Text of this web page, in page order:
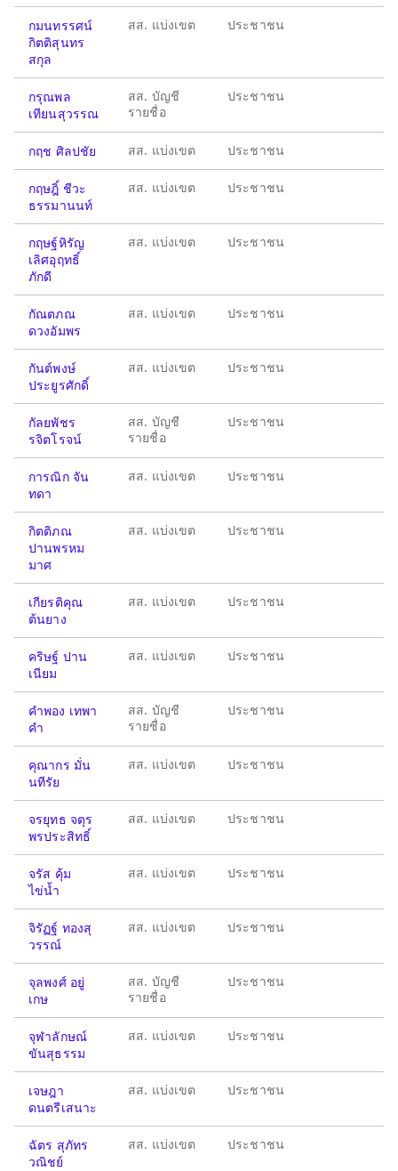
กมนทรรศน์
กิตติสุนทร
สกุล
สส. แบ่งเขต ประชาชน
กรุณพล
เทียนสุวรรณ
สส. บัญชี
รายชื่อ
ประชาชน
กฤช ศิลปชัย สส. แบ่งเขต ประชาชน
กฤษฎิ์ ชีวะ
ธรรมานนท์
สส. แบ่งเขต ประชาชน
กฤษฐ์หิรัญ
เลิศอุฤทธิ์
ภักดี
สส. แบ่งเขต ประชาชน
กัณตภณ
ดวงอัมพร
สส. แบ่งเขต ประชาชน
กันต์พงษ์
ประยูรศักดิ์
สส. แบ่งเขต ประชาชน
กัลยพัชร
รจิตโรจน์
สส. บัญชี
รายชื่อ
ประชาชน
การณิก จัน
ทดา
สส. แบ่งเขต ประชาชน
กิตติภณ
ปานพรหม
มาศ
สส. แบ่งเขต ประชาชน
เกียรติคุณ
ต้นยาง
สส. แบ่งเขต ประชาชน
คริษฐ์ ปาน
เนียม
สส. แบ่งเขต ประชาชน
คำพอง เทพา
คำ
สส. บัญชี
รายชื่อ
ประชาชน
คุณากร มั่น
นทีรัย
สส. แบ่งเขต ประชาชน
จรยุทธ จตุร
พรประสิทธิ์
สส. แบ่งเขต ประชาชน
จรัส คุ้ม
ไข่น้ำ
สส. แบ่งเขต ประชาชน
จิรัฏฐ์ ทองสุ
วรรณ์
สส. แบ่งเขต ประชาชน
จุลพงศ์ อยู่
เกษ
สส. บัญชี
รายชื่อ
ประชาชน
จุฬาลักษณ์
ขันสุธรรม
สส. แบ่งเขต ประชาชน
เจษฎา
ดนตรีเสนาะ
สส. แบ่งเขต ประชาชน
ฉัตร สุภัทร
วณิชย์
สส. แบ่งเขต ประชาชน